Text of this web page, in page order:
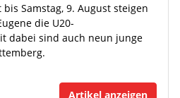
Samstag, 9. August steigen
die U20-
dabei sind auch neun junge
Artikel anzeigen